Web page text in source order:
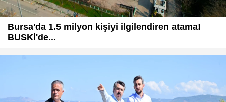
Bursa'da 1.5 milyon kişiyi ilgilendiren atama!
BUSKİ'de...